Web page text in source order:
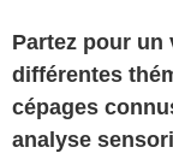
Partez pour
différentes
cépages
analyse